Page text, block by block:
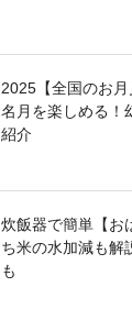
2025【全国のお
名月を楽しめる！
紹介
炊飯器で簡単【お
ち米の水加減も解
も